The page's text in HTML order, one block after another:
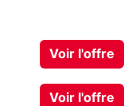
Voir l'offre
Voir l'offre